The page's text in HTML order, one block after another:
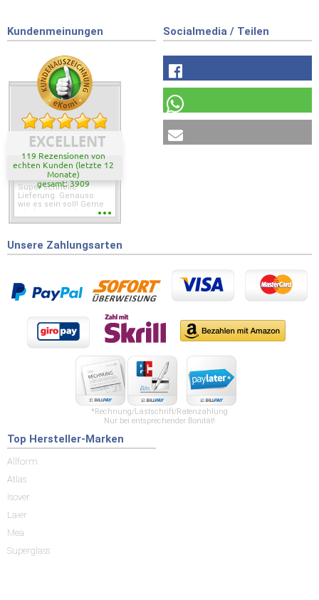
Kundenmeinungen
EXCELLENT
119 Rezensionen von
echten Kunden (letzte 12
Monate)
gesamt: 3909
Super schnelle
Lieferung. Genauso
wie es sein soll! Gerne
wieder wenn ich was
Socialmedia / Teilen
Unsere Zahlungsarten
*Rechnung/Lastschrift/Ratenzahlung
Nur bei entsprechender Bonität!
Top Hersteller-Marken
Allform
Atlas
Isover
Laier
Mea
Superglass